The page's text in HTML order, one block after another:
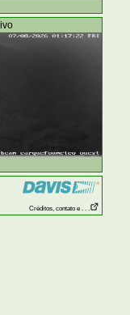
Créditos, contato e . . .